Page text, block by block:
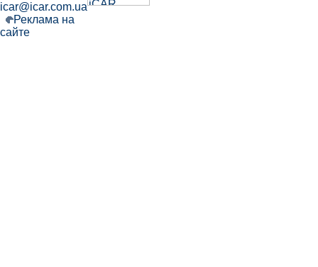
icar@icar.com.ua
Реклама на
сайте